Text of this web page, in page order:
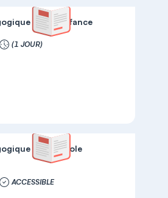
Petite Enfance
(1 JOUR)
pour l'école
ACCESSIBLE